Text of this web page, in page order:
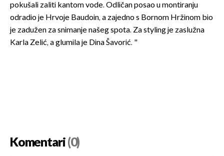
pokušali zaliti kantom vode. Odličan posao u montiranju
odradio je Hrvoje Baudoin, a zajedno s Bornom Hržinom bio
je zadužen za snimanje našeg spota. Za styling je zaslužna
Karla Zelić, a glumila je Dina Šavorić. "
Komentari(0)